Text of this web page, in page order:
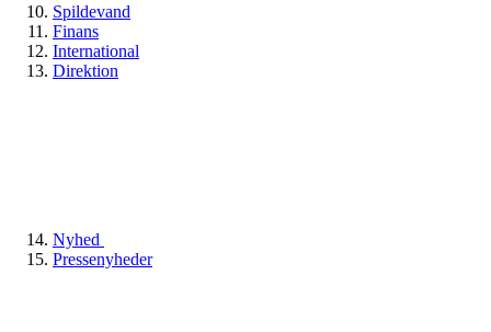
Spildevand
Finans
International
Direktion
Nyhed
Pressenyheder